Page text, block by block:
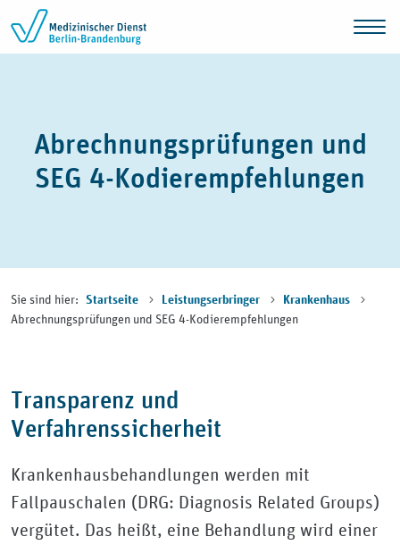
Zum Inhalt springen
Abrechnungsprüfungen und
SEG 4-Kodierempfehlungen
Sie sind hier: Startseite Leistungserbringer Krankenhaus
Abrechnungsprüfungen und SEG 4-Kodierempfehlungen
Transparenz und
Verfahrenssicherheit
Krankenhausbehandlungen werden mit
Fallpauschalen (DRG: Diagnosis Related Groups)
vergütet. Das heißt, eine Behandlung wird einer